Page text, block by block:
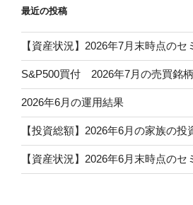
最近の投稿
【資産状況】2026年7月末時点の
S&P500買付 2026年7月の売買銘柄
2026年6月の運用結果
【投資総額】2026年6月の家族の投
【資産状況】2026年6月末時点の